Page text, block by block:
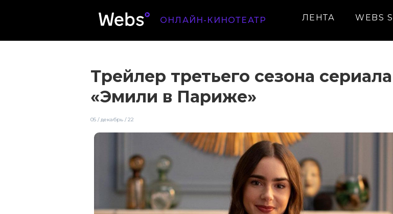
ОНЛАЙН-КИНОТЕАТР ЛЕНТА WEBS
Трейлер третьего сезона сериала
«Эмили в Париже»
05 / декабрь / 22